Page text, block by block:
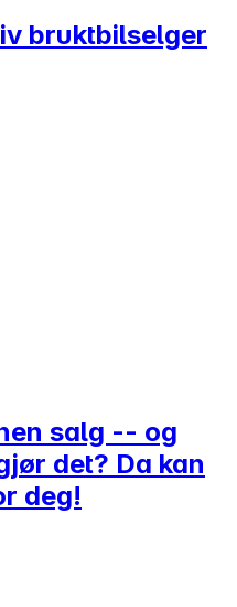
bruktbilselger
salg -- og
det? Da kan
deg!